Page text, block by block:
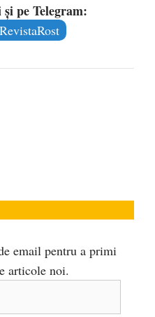
pe Telegram:
email pentru a primi
articole noi.